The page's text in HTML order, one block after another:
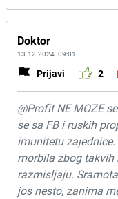
Doktor
13.12.2024. 09:01
Prijavi 2
@Profit NE MOZE
se sa FB i ruskih
imunitetu
morbila zbog takvih
razmisljaju.
jos nesto, zanima